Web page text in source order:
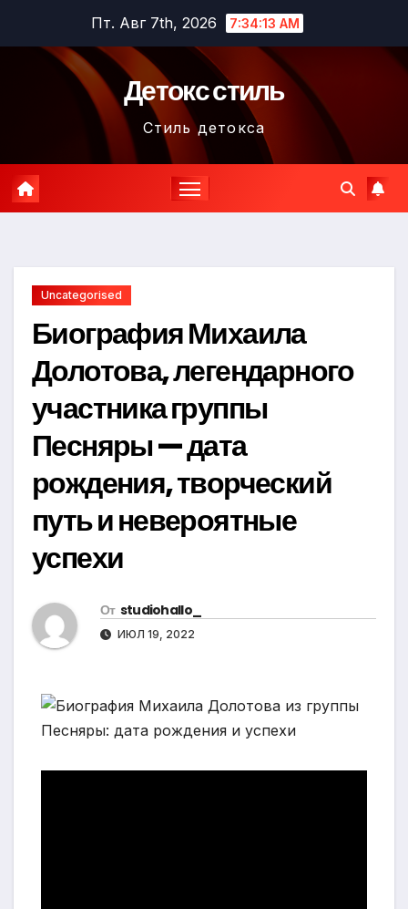
содержимому
Пт. Авг 7th, 2026 7:34:14 AM
Детокс стиль
Стиль детокса
Uncategorised
Биография Михаила
Долотова, легендарного
участника группы
Песняры — дата
рождения, творческий
путь и невероятные
успехи
От studiohallo_
ИЮЛ 19, 2022